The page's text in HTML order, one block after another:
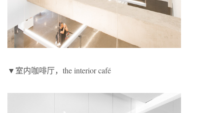
▼室内咖啡厅，the interior café